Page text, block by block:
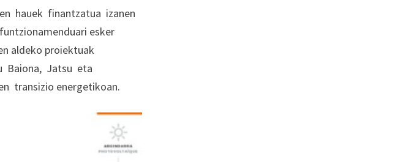
hauek finantzatua izanen
esker
aldeko proiektuak
Baiona, Jatsu eta
transizio energetikoan.